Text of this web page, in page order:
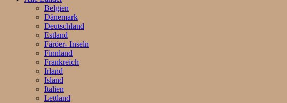
Belgien
Dänemark
Deutschland
Estland
Färöer- Inseln
Finnland
Frankreich
Irland
Island
Italien
Lettland